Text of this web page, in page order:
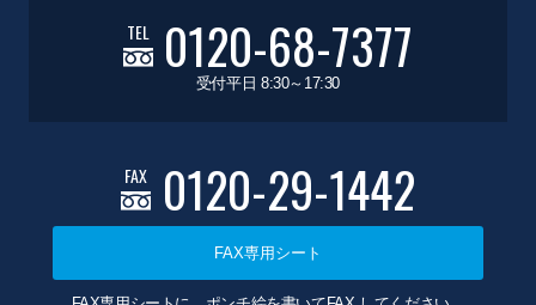
TEL 0120-68-7377
受付平日 8:30～17:30
FAX 0120-29-1442
FAX専用シート